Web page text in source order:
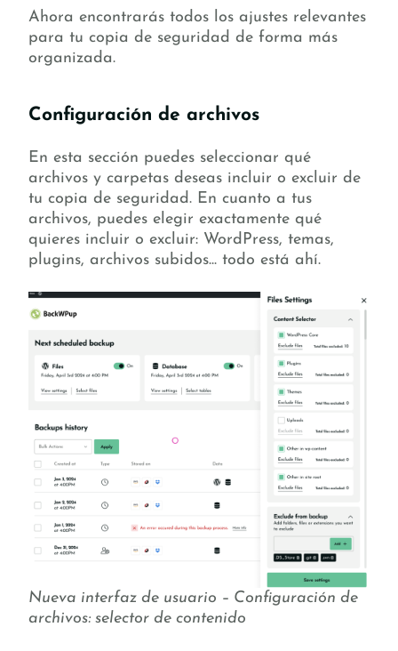
Ahora encontrarás todos los ajustes relevantes
para tu copia de seguridad de forma más
organizada.
Configuración de archivos
En esta sección puedes seleccionar qué
archivos y carpetas deseas incluir o excluir de
tu copia de seguridad. En cuanto a tus
archivos, puedes elegir exactamente qué
quieres incluir o excluir: WordPress, temas,
plugins, archivos subidos... todo está ahí.
Nueva interfaz de usuario – Configuración de
archivos: selector de contenido